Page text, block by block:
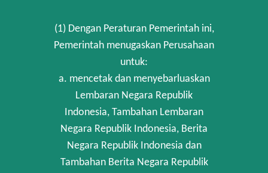
(1) Dengan Peraturan Pemerintah ini,
Pemerintah menugaskan Perusahaan
untuk:
a. mencetak dan menyebarluaskan
Lembaran Negara Republik
Indonesia, Tambahan Lembaran
Negara Republik Indonesia, Berita
Negara Republik Indonesia dan
Tambahan Berita Negara Republik